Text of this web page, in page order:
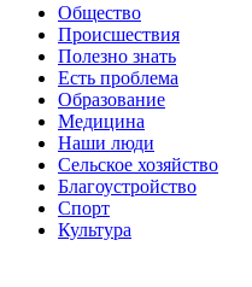
Общество
Происшествия
Полезно знать
Есть проблема
Образование
Медицина
Наши люди
Сельское хозяйство
Благоустройство
Спорт
Культура